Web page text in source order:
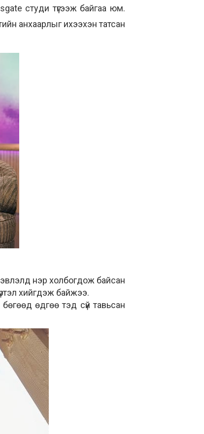
студи түгээж байгаа юм.
анхаарлыг ихээхэн татсан
нэр холбогдож байсан
хийгдэж байжээ.
өдгөө тэд сүй тавьсан